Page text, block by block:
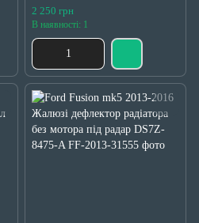
права Оригінал новий
ES7Z16004EA
2 250 грн
В наявності: 1